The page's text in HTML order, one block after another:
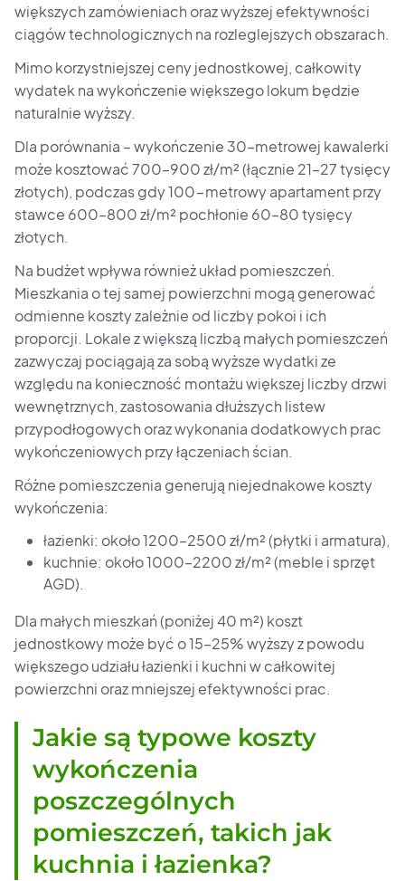
większych zamówieniach oraz wyższej efektywności
ciągów technologicznych na rozleglejszych obszarach.
Mimo korzystniejszej ceny jednostkowej, całkowity
wydatek na wykończenie większego lokum będzie
naturalnie wyższy.
Dla porównania – wykończenie 30–metrowej kawalerki
może kosztować 700–900 zł/m² (łącznie 21–27 tysięcy
złotych), podczas gdy 100-metrowy apartament przy
stawce 600–800 zł/m² pochłonie 60–80 tysięcy
złotych.
Na budżet wpływa również układ pomieszczeń.
Mieszkania o tej samej powierzchni mogą generować
odmienne koszty zależnie od liczby pokoi i ich
proporcji. Lokale z większą liczbą małych pomieszczeń
zazwyczaj pociągają za sobą wyższe wydatki ze
względu na konieczność montażu większej liczby drzwi
wewnętrznych, zastosowania dłuższych listew
przypodłogowych oraz wykonania dodatkowych prac
wykończeniowych przy łączeniach ścian.
Różne pomieszczenia generują niejednakowe koszty
wykończenia:
łazienki: około 1200–2500 zł/m² (płytki i armatura),
kuchnie: około 1000–2200 zł/m² (meble i sprzęt
AGD).
Dla małych mieszkań (poniżej 40 m²) koszt
jednostkowy może być o 15–25% wyższy z powodu
większego udziału łazienki i kuchni w całkowitej
powierzchni oraz mniejszej efektywności prac.
Jakie są typowe koszty
wykończenia
poszczególnych
pomieszczeń, takich jak
kuchnia i łazienka?